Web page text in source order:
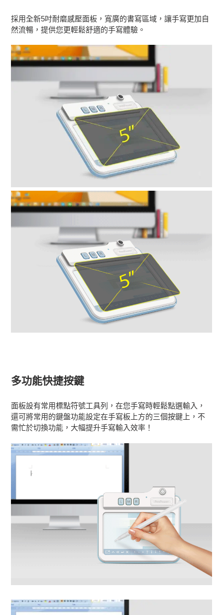
採用全新5吋耐磨感壓面板，寬廣的書寫區域，讓手寫更加自
然流暢，提供您更輕鬆舒適的手寫體驗。
多功能快捷按鍵
面板設有常用標點符號工具列，在您手寫時輕鬆點選輸入，
還可將常用的鍵盤功能設定在手寫板上方的三個按鍵上，不
需忙於切換功能，大幅提升手寫輸入效率！